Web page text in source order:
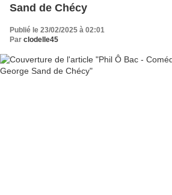
Sand de Chécy
Publié le 23/02/2025 à 02:01
Par clodelle45